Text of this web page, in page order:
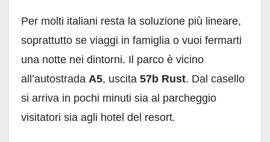
Per molti italiani resta la soluzione più lineare,
soprattutto se viaggi in famiglia o vuoi fermarti
una notte nei dintorni. Il parco è vicino
all’autostrada A5, uscita 57b Rust. Dal casello
si arriva in pochi minuti sia al parcheggio
visitatori sia agli hotel del resort.